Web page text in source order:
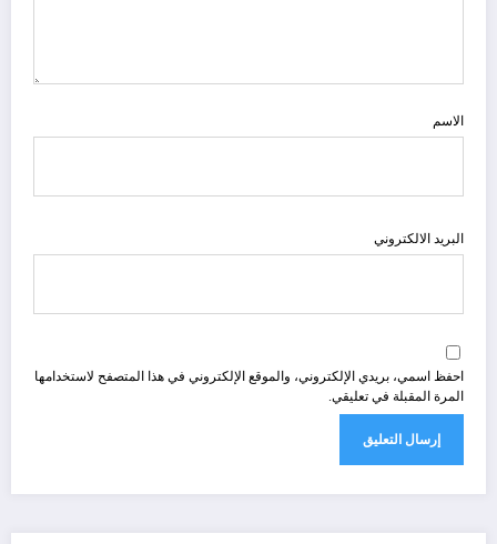
الاسم
البريد الالكتروني
احفظ اسمي، بريدي الإلكتروني، والموقع الإلكتروني في هذا المتصفح لاستخدامها
المرة المقبلة في تعليقي.